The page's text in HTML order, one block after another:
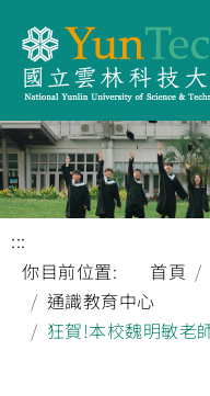
:::
你目前位置:
首頁
通識教育中心
狂賀!本校魏明敏老